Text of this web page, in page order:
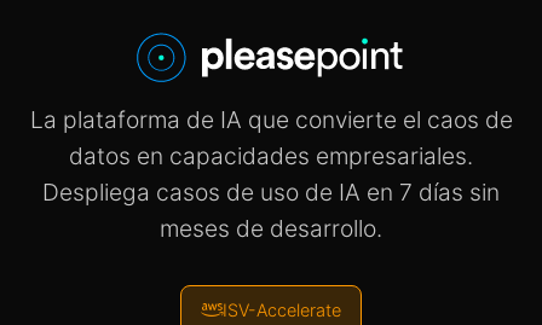
La plataforma de IA que convierte el caos de
datos en capacidades empresariales.
Despliega casos de uso de IA en 7 días sin
meses de desarrollo.
ISV-Accelerate